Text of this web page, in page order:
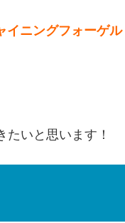
イニングフォーゲル
いと思います！